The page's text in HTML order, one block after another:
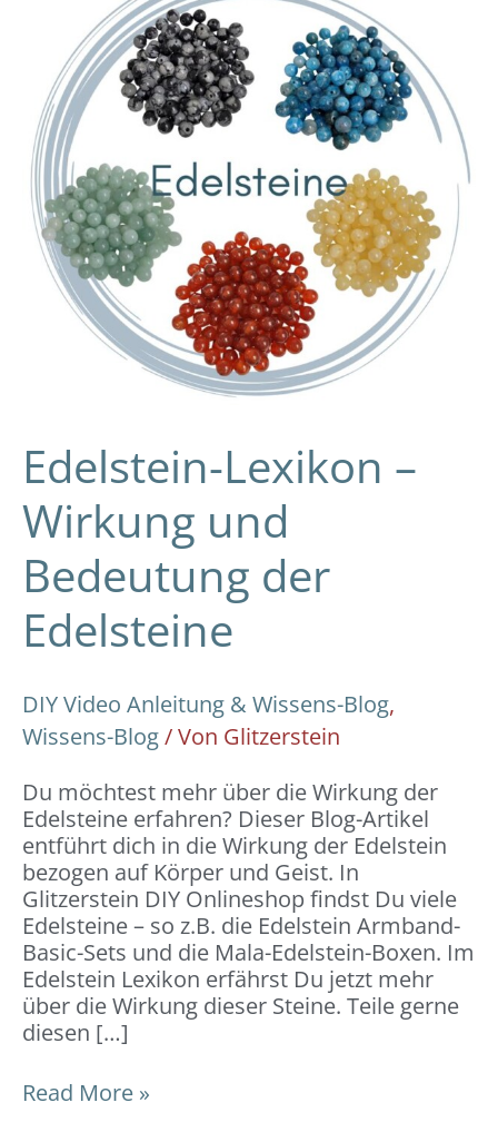
Edelstein-Lexikon –
Wirkung und
Bedeutung der
Edelsteine
DIY Video Anleitung & Wissens-Blog,
Wissens-Blog/ Von Glitzerstein
Du möchtest mehr über die Wirkung der
Edelsteine erfahren? Dieser Blog-Artikel
entführt dich in die Wirkung der Edelstein
bezogen auf Körper und Geist. In
Glitzerstein DIY Onlineshop findst Du viele
Edelsteine – so z.B. die Edelstein Armband-
Basic-Sets und die Mala-Edelstein-Boxen. Im
Edelstein Lexikon erfährst Du jetzt mehr
über die Wirkung dieser Steine. Teile gerne
diesen […]
Wirkung
und
Bedeutung
der
Edelsteine
Read More »